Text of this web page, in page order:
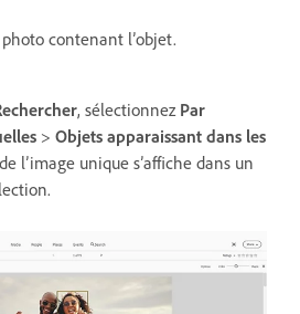
contenant l’objet.
, sélectionnez Par
> Objets apparaissant dans les
l’image unique s’affiche dans un